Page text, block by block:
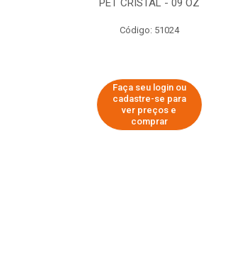
PET CRISTAL - 09 OZ
Código: 51024
Faça seu login ou
cadastre-se para
ver preços e
comprar